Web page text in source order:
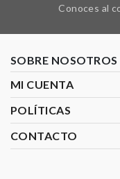
Conoces al
SOBRE NOSOTROS
MI CUENTA
POLÍTICAS
CONTACTO